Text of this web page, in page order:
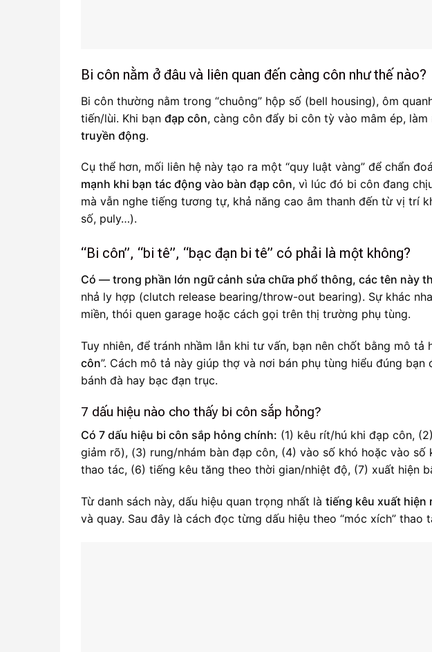
Bi côn nằm ở đâu và liên quan đến càng côn như thế nào?
Bi côn thường nằm trong “chuông” hộp số (bell housing), ôm
tiến/lùi. Khi bạn đạp côn, càng côn đẩy bi côn tỳ vào mâm ép,
truyền động.
Cụ thể hơn, mối liên hệ này tạo ra một “quy luật vàng” để chẩn
mạnh khi bạn tác động vào bàn đạp côn, vì lúc đó bi côn đang
mà vẫn nghe tiếng tương tự, khả năng cao âm thanh đến từ vị trí
số, puly…).
“Bi côn”, “bi tê”, “bạc đạn bi tê” có phải là một không?
Có — trong phần lớn ngữ cảnh sửa chữa phổ thông, các tên này
nhả ly hợp (clutch release bearing/throw-out bearing). Sự khác
miền, thói quen garage hoặc cách gọi trên thị trường phụ tùng.
Tuy nhiên, để tránh nhầm lẫn khi tư vấn, bạn nên chốt bằng mô tả
côn”. Cách mô tả này giúp thợ và nơi bán phụ tùng hiểu đúng
bánh đà hay bạc đạn trục.
7 dấu hiệu nào cho thấy bi côn sắp hỏng?
Có 7 dấu hiệu bi côn sắp hỏng chính: (1) kêu rít/hú khi đạp côn,
giảm rõ), (3) rung/nhám bàn đạp côn, (4) vào số khó hoặc vào số
thao tác, (6) tiếng kêu tăng theo thời gian/nhiệt độ, (7) xuất hiện
Từ danh sách này, dấu hiệu quan trọng nhất là tiếng kêu xuất hiện
và quay. Sau đây là cách đọc từng dấu hiệu theo “móc xích” thao